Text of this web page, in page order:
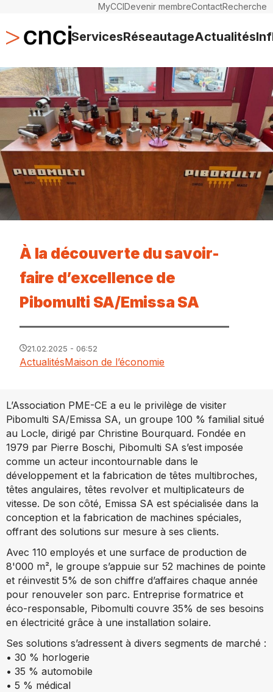
MyCCIDevenir membreContactRecherche
ServicesRéseautageActualités
À la découverte du savoir-
faire d’excellence de
Pibomulti SA/Emissa SA
21.02.2025 - 06:52
ActualitésMaison de l’économie
L’Association PME-CE a eu le privilège de visiter
Pibomulti SA/Emissa SA, un groupe 100 % familial situé
au Locle, dirigé par Christine Bourquard. Fondée en
1979 par Pierre Boschi, Pibomulti SA s’est imposée
comme un acteur incontournable dans le
développement et la fabrication de têtes multibroches,
têtes angulaires, têtes revolver et multiplicateurs de
vitesse. De son côté, Emissa SA est spécialisée dans la
conception et la fabrication de machines spéciales,
offrant des solutions sur mesure à ses clients.
Avec 110 employés et une surface de production de
8'000 m², le groupe s’appuie sur 52 machines de pointe
et réinvestit 5% de son chiffre d’affaires chaque année
pour renouveler son parc. Entreprise formatrice et
éco-responsable, Pibomulti couvre 35% de ses besoins
en électricité grâce à une installation solaire.
Ses solutions s’adressent à divers segments de marché :
• 30 % horlogerie
• 35 % automobile
• 5 % médical